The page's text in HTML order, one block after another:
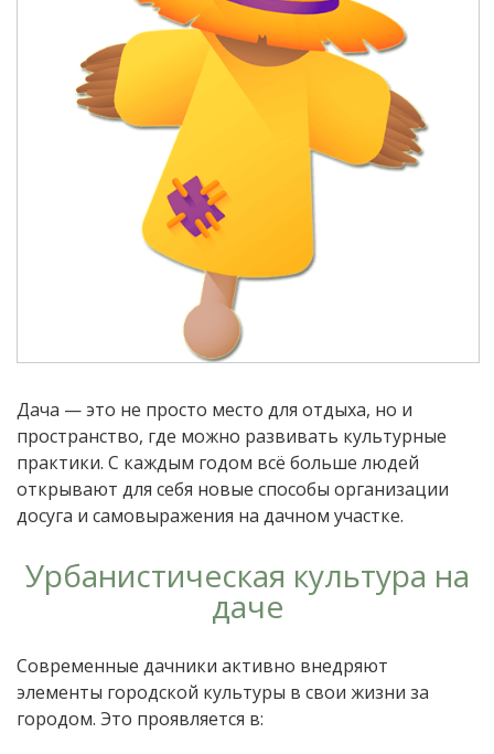
Дача — это не просто место для отдыха, но и
пространство, где можно развивать культурные
практики. С каждым годом всё больше людей
открывают для себя новые способы организации
досуга и самовыражения на дачном участке.
Урбанистическая культура на
даче
Современные дачники активно внедряют
элементы городской культуры в свои жизни за
городом. Это проявляется в: